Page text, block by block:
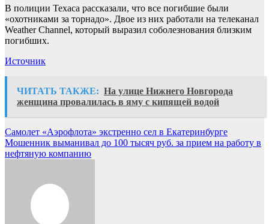
В полиции Техаса рассказали, что все погибшие были
«охотниками за торнадо». Двое из них работали на телеканал
Weather Channel, который выразил соболезнования близким
погибших.
Источник
ЧИТАТЬ ТАКЖЕ: На улице Нижнего Новгорода
женщина провалилась в яму с кипящей водой
Навигация
по
Самолет «Аэрофлота» экстренно сел в Екатеринбурге
Мошенник выманивал до 100 тысяч руб. за прием на работу в
нефтяную компанию